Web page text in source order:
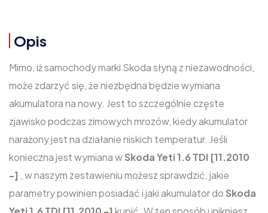
Opis
Mimo, iż samochody marki Skoda słyną z niezawodności,
może zdarzyć się, że niezbędna będzie wymiana
akumulatora na nowy. Jest to szczególnie częste
zjawisko podczas zimowych mrozów, kiedy akumulator
narażony jest na działanie niskich temperatur. Jeśli
konieczna jest wymiana wSkoda Yeti 1.6 TDI [11.2010
-] , w naszym zestawieniu możesz sprawdzić, jakie
parametry powinien posiadać i jaki akumulator do Skoda